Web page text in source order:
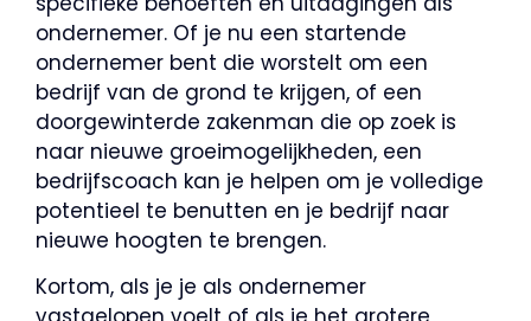
ondernemer. Of je nu een startende
ondernemer bent die worstelt om een
bedrijf van de grond te krijgen, of een
doorgewinterde zakenman die op zoek is
naar nieuwe groeimogelijkheden, een
bedrijfscoach kan je helpen om je volledige
potentieel te benutten en je bedrijf naar
nieuwe hoogten te brengen.
Kortom, als je je als ondernemer